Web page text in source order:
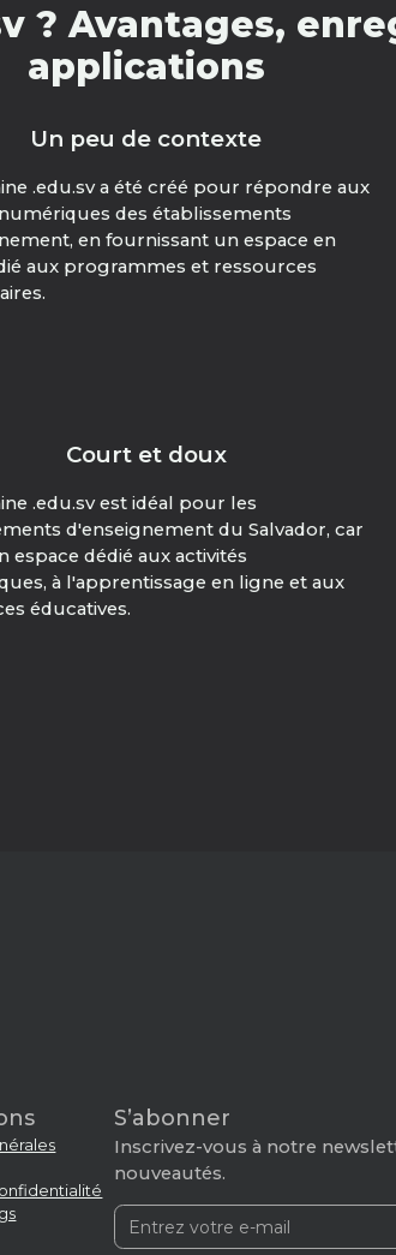
? Avantages,
applications
Un peu de contexte
.edu.sv a été créé pour répondre aux
des établissements
en fournissant un espace en
aux programmes et ressources
Court et doux
.edu.sv est idéal pour les
d'enseignement du Salvador, car
espace dédié aux activités
à l'apprentissage en ligne et aux
éducatives.
S’abonner
Inscrivez-vous à notre
nouveautés.